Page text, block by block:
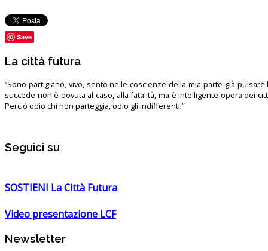
Save
La città futura
“Sono partigiano, vivo, sento nelle coscienze della mia parte già pulsare
succede non è dovuta al caso, alla fatalità, ma è intelligente opera dei
Perciò odio chi non parteggia, odio gli indifferenti.”
Seguici su
SOSTIENI La Città Futura
Video presentazione LCF
Newsletter